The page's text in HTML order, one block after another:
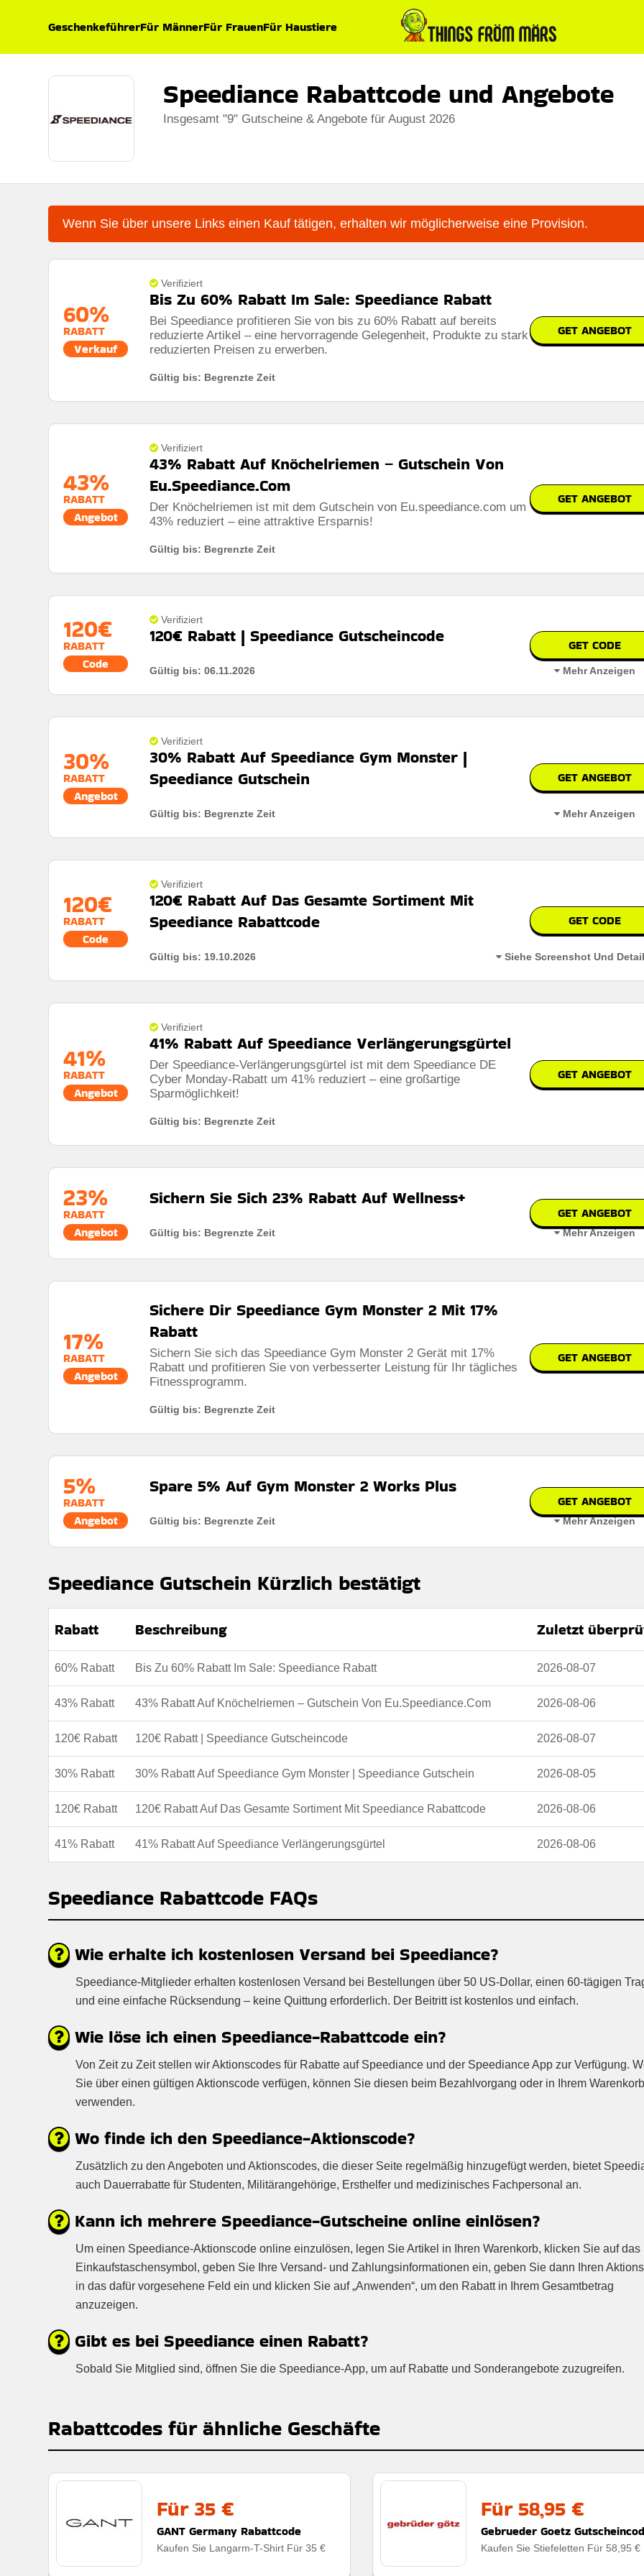
GeschenkeführerFür MännerFür FrauenFür Haustiere
Speediance Rabattcode und Angebote
Insgesamt "9" Gutscheine & Angebote für August 2026
Wenn Sie über unsere Links einen Kauf tätigen, erhalten wir möglicherweise eine Provision.
60%
RABATT
Verkauf
Verifiziert
Bis Zu 60% Rabatt Im Sale: Speediance Rabatt
Bei Speediance profitieren Sie von bis zu 60% Rabatt auf bereits
reduzierte Artikel – eine hervorragende Gelegenheit, Produkte zu stark
reduzierten Preisen zu erwerben.
Gültig bis: Begrenzte Zeit
GET ANGEBOT
43%
RABATT
Angebot
Verifiziert
43% Rabatt Auf Knöchelriemen – Gutschein Von
Eu.Speediance.Com
Der Knöchelriemen ist mit dem Gutschein von Eu.speediance.com um
43% reduziert – eine attraktive Ersparnis!
Gültig bis: Begrenzte Zeit
GET ANGEBOT
120€
RABATT
Code
Verifiziert
120€ Rabatt | Speediance Gutscheincode
Gültig bis: 06.11.2026 Mehr Anzeigen
GET CODE
Mindestkaufbetrag:Keine mindestausgaben
Berechtigung:Für alle kunden
Art des Angebots: Zeitlich begrenztes angebot
Kumulierbar:
Bedingungen:Die geschäftsbedingungen finden sie auf der website des händlers
30%
RABATT
Angebot
Verifiziert
30% Rabatt Auf Speediance Gym Monster |
Speediance Gutschein
Gültig bis: Begrenzte Zeit Mehr Anzeigen
GET ANGEBOT
Mindestkaufbetrag:Keine mindestausgaben
Berechtigung:Für alle kunden
Art des Angebots:
Kumulierbar:
Bedingungen:Die geschäftsbedingungen finden sie auf der website des händlers
120€
RABATT
Code
Verifiziert
120€ Rabatt Auf Das Gesamte Sortiment Mit
Speediance Rabattcode
Gültig bis: 19.10.2026 Siehe Screenshot Und
GET CODE
Rabatt: 120€ rabatt auf alle bestellungen
Mindestkaufbetrag:Keine mindestausgaben
Berechtigung:Für alle kunden
Art des Angebots:Zeitlich begrenztes angebot
Bedingungen:Die geschäftsbedingungen finden sie auf der website des händlers
41%
RABATT
Angebot
Verifiziert
41% Rabatt Auf Speediance Verlängerungsgürtel
Der Speediance-Verlängerungsgürtel ist mit dem Speediance DE
Cyber ​​Monday-Rabatt um 41% reduziert – eine großartige
Sparmöglichkeit!
Gültig bis: Begrenzte Zeit
GET ANGEBOT
23%
RABATT
Angebot
Sichern Sie Sich 23% Rabatt Auf Wellness+
Gültig bis: Begrenzte Zeit Mehr Anzeigen
GET ANGEBOT
Mindestkaufbetrag:Keine Mindestausgaben
Berechtigung:Für alle kunden
Art des Angebots: Zeitlich begrenztes angebot
Kumulierbar: Nicht mit anderen Aktionen kombinierbar
Bedingungen:Die geschäftsbedingungen finden sie auf der website des händlers
17%
RABATT
Angebot
Sichere Dir Speediance Gym Monster 2 Mit 17%
Rabatt
Sichern Sie sich das Speediance Gym Monster 2 Gerät mit 17%
Rabatt und profitieren Sie von verbesserter Leistung für Ihr tägliches
Fitnessprogramm.
Gültig bis: Begrenzte Zeit
GET ANGEBOT
5%
RABATT
Angebot
Spare 5% Auf Gym Monster 2 Works Plus
Gültig bis: Begrenzte Zeit Mehr Anzeigen
GET ANGEBOT
Berechtigung:Für alle kunden
Bedingungen: Die geschäftsbedingungen finden sie auf der website des händlers
Speediance Gutschein Kürzlich bestätigt
Rabatt Beschreibung Zuletzt
60% Rabatt Bis Zu 60% Rabatt Im Sale: Speediance Rabatt 2026-08-07
43% Rabatt 43% Rabatt Auf Knöchelriemen – Gutschein Von Eu.Speediance.Com 2026-08-06
120€ Rabatt 120€ Rabatt | Speediance Gutscheincode 2026-08-07
30% Rabatt 30% Rabatt Auf Speediance Gym Monster | Speediance Gutschein 2026-08-05
120€ Rabatt 120€ Rabatt Auf Das Gesamte Sortiment Mit Speediance Rabattcode 2026-08-06
41% Rabatt 41% Rabatt Auf Speediance Verlängerungsgürtel 2026-08-06
Speediance Rabattcode FAQs
Wie erhalte ich kostenlosen Versand bei Speediance?
Speediance-Mitglieder erhalten kostenlosen Versand bei Bestellungen über 50 US-Dollar, einen 60-tägigen
und eine einfache Rücksendung – keine Quittung erforderlich. Der Beitritt ist kostenlos und einfach.
Wie löse ich einen Speediance-Rabattcode ein?
Von Zeit zu Zeit stellen wir Aktionscodes für Rabatte auf Speediance und der Speediance App zur Verfügung.
Sie über einen gültigen Aktionscode verfügen, können Sie diesen beim Bezahlvorgang oder in Ihrem
verwenden.
Wo finde ich den Speediance-Aktionscode?
Zusätzlich zu den Angeboten und Aktionscodes, die dieser Seite regelmäßig hinzugefügt werden, bietet
auch Dauerrabatte für Studenten, Militärangehörige, Ersthelfer und medizinisches Fachpersonal an.
Kann ich mehrere Speediance-Gutscheine online einlösen?
Um einen Speediance-Aktionscode online einzulösen, legen Sie Artikel in Ihren Warenkorb, klicken Sie auf das
Einkaufstaschensymbol, geben Sie Ihre Versand- und Zahlungsinformationen ein, geben Sie dann Ihren
in das dafür vorgesehene Feld ein und klicken Sie auf „Anwenden“, um den Rabatt in Ihrem Gesamtbetrag
anzuzeigen.
Gibt es bei Speediance einen Rabatt?
Sobald Sie Mitglied sind, öffnen Sie die Speediance-App, um auf Rabatte und Sonderangebote zuzugreifen.
Rabattcodes für ähnliche Geschäfte
Für 35 €
GANT Germany Rabattcode
Kaufen Sie Langarm-T-Shirt Für 35 €
Für 58,95 €
Gebrueder Goetz
Kaufen Sie Stiefeletten Für 58,95 €